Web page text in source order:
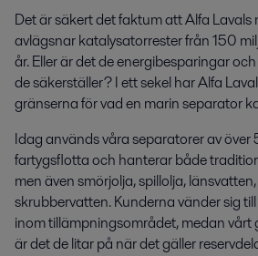
Det är säkert det faktum att Alfa
avlägsnar katalysatorrester från 150
år. Eller är det de energibesparingar
de säkerställer? I ett sekel har Alfa
gränserna för vad en marin separator
Idag används våra separatorer av över
fartygsflotta och hanterar både
men även smörjolja, spillolja,
skrubbervatten. Kunderna vänder sig
inom tillämpningsområdet, medan vårt
är det de litar på när det gäller